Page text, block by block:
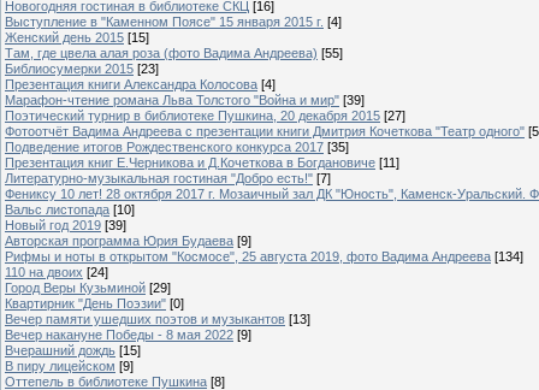
Новогодняя гостиная в библиотеке СКЦ [16]
Выступление в "Каменном Поясе" 15 января 2015 г. [4]
Женский день 2015 [15]
Там, где цвела алая роза (фото Вадима Андреева) [55]
Библиосумерки 2015 [23]
Презентация книги Александра Колосова [4]
Марафон-чтение романа Льва Толстого "Война и мир" [39]
Поэтический турнир в библиотеке Пушкина, 20 декабря 2015 [27]
Фотоотчёт Вадима Андреева с презентации книги Дмитрия Кочеткова "Театр одного"
Подведение итогов Рождественского конкурса 2017 [35]
Презентация книг Е.Черникова и Д.Кочеткова в Богдановиче [11]
Литературно-музыкальная гостиная "Добро есть!" [7]
Фениксу 10 лет! 28 октября 2017 г. Мозаичный зал ДК "Юность", Каменск-Уральский.
Вальс листопада [10]
Новый год 2019 [39]
Авторская программа Юрия Будаева [9]
Рифмы и ноты в открытом "Космосе", 25 августа 2019, фото Вадима Андреева [134]
110 на двоих [24]
Город Веры Кузьминой [29]
Квартирник "День Поэзии" [0]
Вечер памяти ушедших поэтов и музыкантов [13]
Вечер накануне Победы - 8 мая 2022 [9]
Вчерашний дождь [15]
В пиру лицейском [9]
Оттепель в библиотеке Пушкина [8]